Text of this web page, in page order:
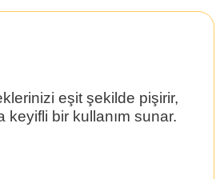
eşit şekilde pişirir,
keyifli bir kullanım sunar.